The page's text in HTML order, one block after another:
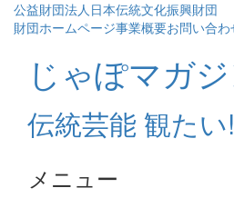
公益財団法人日本伝統文化振興財団
財団ホームページ事業概要お問い合わ
じゃぽマガ
伝統芸能 観た
メニュー